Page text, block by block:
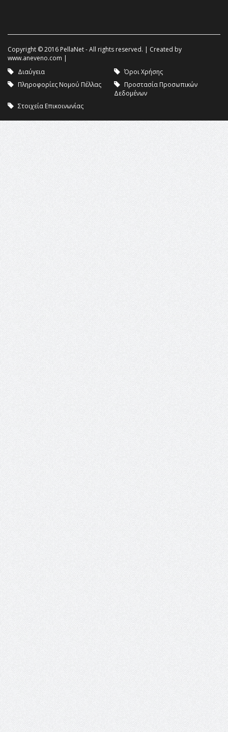
Copyright © 2016 PellaNet - All rights reserved. | Created by
www.aneveno.com |
Διαύγεια
Όροι Χρήσης
Πληροφορίες Νομού Πέλλας
Προστασία Προσωπικών
Δεδομένων
Στοιχεία Επικοινωνίας